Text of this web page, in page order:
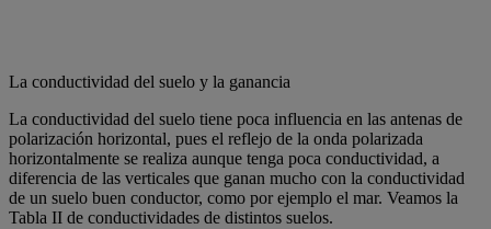
La conductividad del suelo y la ganancia
La conductividad del suelo tiene poca influencia en las antenas de
polarización horizontal, pues el reflejo de la onda polarizada
horizontalmente se realiza aunque tenga poca conductividad, a
diferencia de las verticales que ganan mucho con la conductividad
de un suelo buen conductor, como por ejemplo el mar. Veamos la
Tabla II de conductividades de distintos suelos.